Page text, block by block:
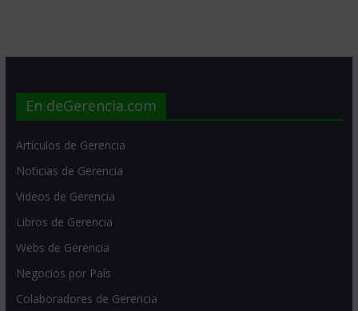
En deGerencia.com
Artículos de Gerencia
Noticias de Gerencia
Videos de Gerencia
Libros de Gerencia
Webs de Gerencia
Negocios por País
Colaboradores de Gerencia